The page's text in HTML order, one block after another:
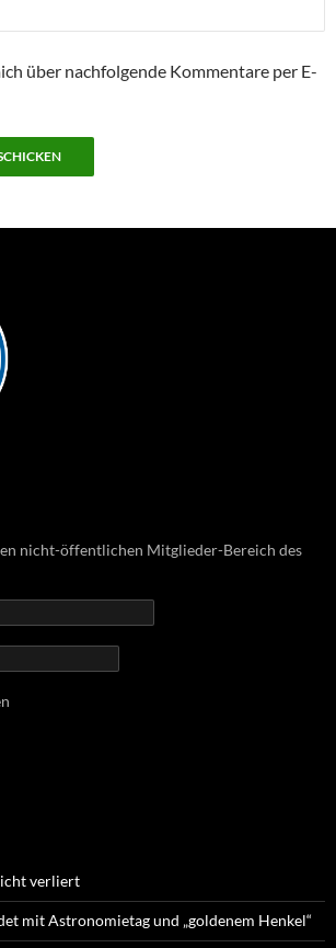
über nachfolgende Kommentare per E-
nicht-öffentlichen Mitglieder-Bereich des
verliert
mit Astronomietag und „goldenem Henkel“